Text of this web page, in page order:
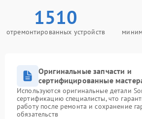
1510
отремонтированных устройств
Оригинальные запчасти и
сертифицированные
Используются оригинальные детали
сертификацию специалисты, что
работу после ремонта и сохранение
обязательств